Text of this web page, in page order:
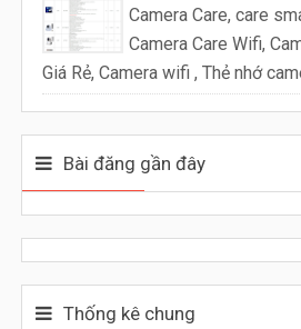
Camera Care, care
Camera Care Wifi,
Giá Rẻ, Camera wifi , Thẻ nhớ
Bài đăng gần đây
Thống kê chung